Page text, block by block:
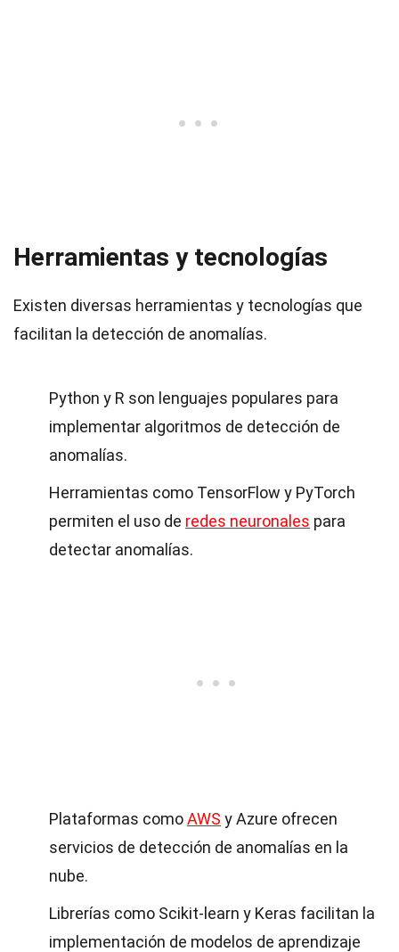
Herramientas y tecnologías
Existen diversas herramientas y tecnologías que
facilitan la detección de anomalías.
Python y R son lenguajes populares para
implementar algoritmos de detección de
anomalías.
Herramientas como TensorFlow y PyTorch
permiten el uso de redes neuronales para
detectar anomalías.
Plataformas comoAWS y Azure ofrecen
servicios de detección de anomalías en la
nube.
Librerías como Scikit-learn y Keras facilitan la
implementación de modelos de aprendizaje